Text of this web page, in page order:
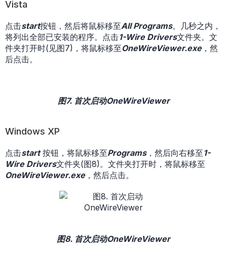
Vista
点击start按钮，然后将鼠标移至All Programs。几秒之内，
将列出全部已安装的程序。点击1-Wire Drivers文件夹。文
件夹打开时(见图7)，将鼠标移至OneWireViewer.exe，然
后点击。
图7. 首次启动OneWireViewer
Windows XP
点击start按钮，将鼠标移至Programs，然后向右移至1-
Wire Drivers文件夹(图8)。文件夹打开时，将鼠标移至
OneWireViewer.exe，然后点击。
图8. 首次启动OneWireViewer